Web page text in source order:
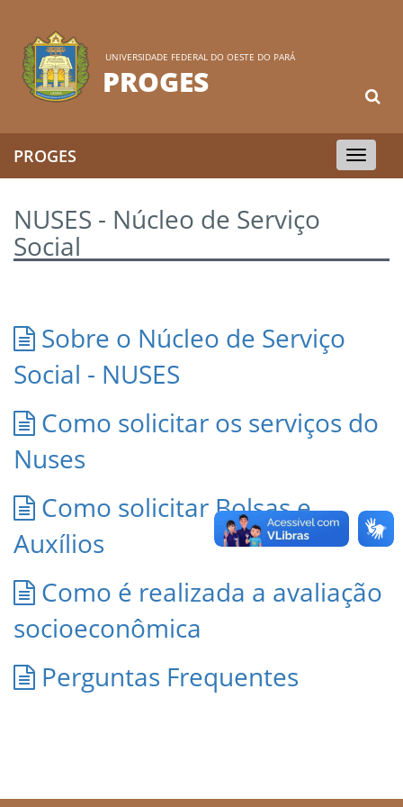
UNIVERSIDADE FEDERAL DO OESTE DO PARÁ
PROGES
Toggle
navigation
PROGES
NUSES - Núcleo de Serviço
Social
Sobre o Núcleo de Serviço
Social - NUSES
Como solicitar os serviços do
Nuses
Como solicitar Bolsas e
Auxílios
Como é realizada a avaliação
socioeconômica
Perguntas Frequentes